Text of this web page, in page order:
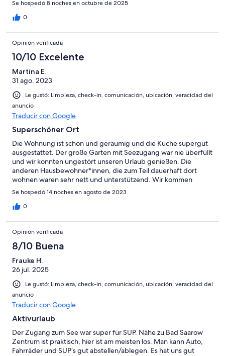
Se hospedó 8 noches en octubre de 2025
0
Opinión verificada
10/10 Excelente
Martina E.
31 ago. 2023
Le gustó: Limpieza, check-in, comunicación, ubicación, veracidad del
anuncio
Traducir con Google
Superschöner Ort
Die Wohnung ist schön und geräumig und die Küche supergut
ausgestattet. Der große Garten mit Seezugang war nie überfüllt
und wir konnten ungestört unseren Urlaub genießen. Die
anderen Hausbewohner*innen, die zum Teil dauerhaft dort
wohnen waren sehr nett und unterstützend. Wir kommen
definitiv wieder
Se hospedó 14 noches en agosto de 2023
0
Opinión verificada
8/10 Buena
Frauke H.
26 jul. 2025
Le gustó: Limpieza, check-in, comunicación, ubicación, veracidad del
anuncio
Traducir con Google
Aktivurlaub
Der Zugang zum See war super für SUP. Nähe zu Bad Saarow
Zentrum ist praktisch, hier ist am meisten los. Man kann Auto,
Fahrräder und SUP‘s gut abstellen/ablegen. Es hat uns gut